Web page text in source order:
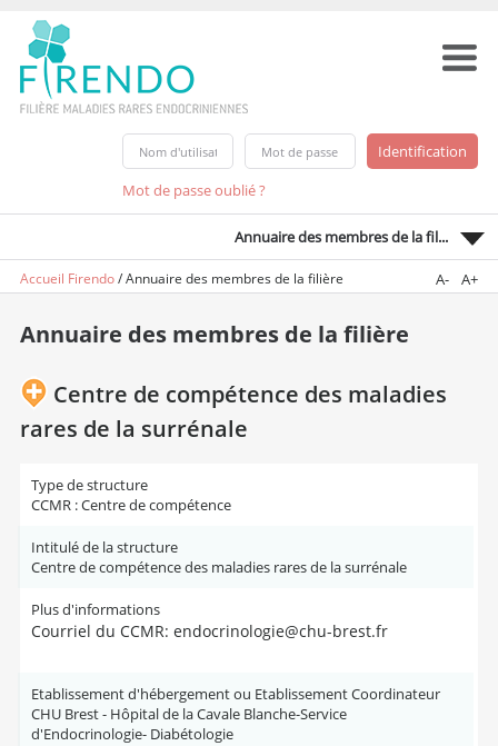
Mot de passe oublié ?
Annuaire des membres de la fil...
Accueil Firendo/Annuaire des membres de la filière A- A+
Annuaire des membres de la filière
Centre de compétence des maladies
rares de la surrénale
Type de structure
CCMR : Centre de compétence
Intitulé de la structure
Centre de compétence des maladies rares de la surrénale
Plus d'informations
Courriel du CCMR: endocrinologie@chu-brest.fr
Etablissement d'hébergement ou Etablissement Coordinateur
CHU Brest - Hôpital de la Cavale Blanche-Service
d'Endocrinologie- Diabétologie